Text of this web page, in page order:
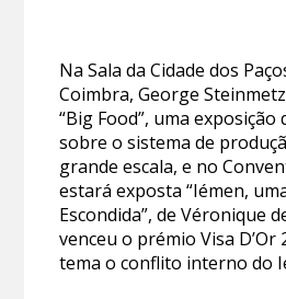
Na Sala da Cidade dos
Coimbra, George
“Big Food”, uma exposição
sobre o sistema de
grande escala, e no
estará exposta “Iémen,
Escondida”, de Véronique
venceu o prémio Visa D’Or
tema o conflito interno do